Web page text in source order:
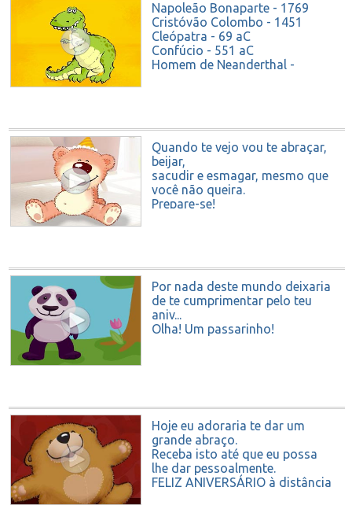
Napoleão Bonaparte - 1769
Cristóvão Colombo - 1451
Cleópatra - 69 aC
Confúcio - 551 aC
Homem de Neanderthal -
ainda?
Feliz aniversário!
Quando te vejo vou te abraçar,
beijar,
sacudir e esmagar, mesmo que
você não queira.
Prepare-se!
Por nada deste mundo deixaria
de te cumprimentar pelo teu
aniv...
Olha! Um passarinho!
Hoje eu adoraria te dar um
grande abraço.
Receba isto até que eu possa
lhe dar pessoalmente.
FELIZ ANIVERSÁRIO à distância